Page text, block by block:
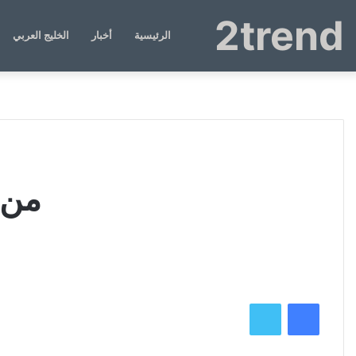
2trend الرئيسية أخبار الخليج العربي
فيسبوك تويتر